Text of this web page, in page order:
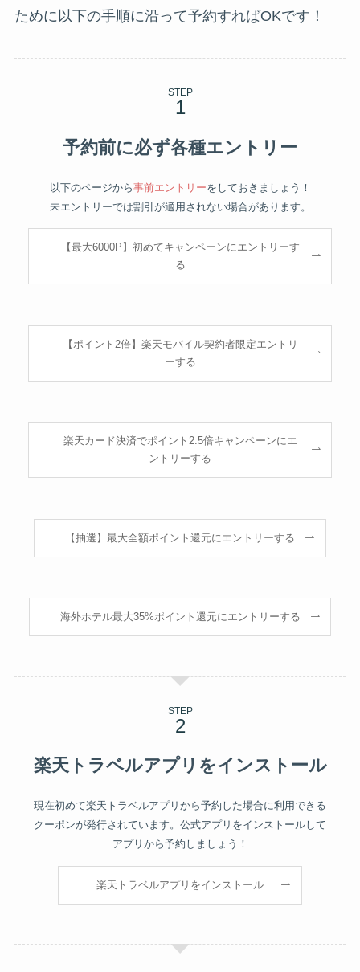
ために以下の手順に沿って予約すればOKです！
STEP
予約前に必ず各種エントリー
以下のページから事前エントリーをしておきましょう！
未エントリーでは割引が適用されない場合があります。
【最大6000P】初めてキャンペーンにエントリーす
る
【ポイント2倍】楽天モバイル契約者限定エントリ
ーする
楽天カード決済でポイント2.5倍キャンペーンにエ
ントリーする
【抽選】最大全額ポイント還元にエントリーする
海外ホテル最大35%ポイント還元にエントリーする
STEP
楽天トラベルアプリをインストール
現在初めて楽天トラベルアプリから予約した場合に利用できる
クーポンが発行されています。公式アプリをインストールして
アプリから予約しましょう！
楽天トラベルアプリをインストール